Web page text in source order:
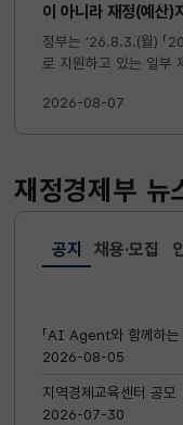
이 아니라 재정(예산)
정부는 ’26.8.3.(월) 「
로 지원하고 있는 일부
2026-08-07
재정경제부 뉴
공지
선택됨
공지
「AI Agent와 함께하는
2026-08-05
지역경제교육센터 공모
2026-07-30
채용·모집